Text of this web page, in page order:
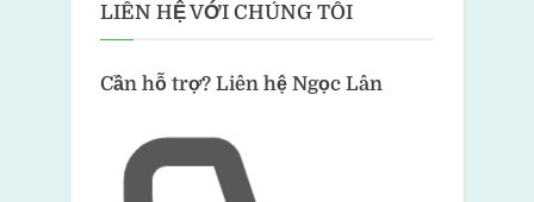
LIÊN HỆ VỚI CHÚNG TÔI
Cần hỗ trợ? Liên hệ Ngọc Lân